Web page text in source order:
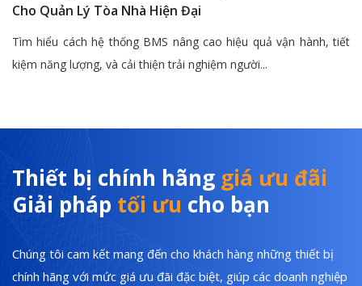
Cho Quản Lý Tòa Nhà Hiện Đại
Tìm hiểu cách hệ thống BMS nâng cao hiệu quả vận hành, tiết
kiệm năng lượng, và cải thiện trải nghiệm người...
Thiết bị chính hãng giá ưu đãi
Giải pháp tối ưu cho bạn
Chúng tôi cam kết mang đến cho khách hàng những thiết bị
chính hãng với mức giá ưu đãi đặc biệt, giúp các doanh nghiệp